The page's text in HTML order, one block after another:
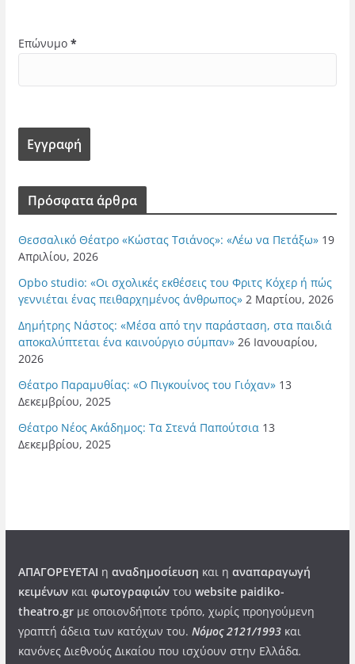
Επώνυμο *
Πρόσφατα άρθρα
Θεσσαλικό Θέατρο «Κώστας Τσιάνος»: «Λέω να Πετάξω» 19
Απριλίου, 2026
Opbo studio: «Οι σχολικές εκθέσεις του Φριτς Κόχερ ή πώς
γεννιέται ένας πειθαρχημένος άνθρωπος» 2 Μαρτίου, 2026
Δημήτρης Νάστος: «Μέσα από την παράσταση, στα παιδιά
αποκαλύπτεται ένα καινούργιο σύμπαν» 26 Ιανουαρίου,
2026
Θέατρο Παραμυθίας: «Ο Πιγκουίνος του Γιόχαν» 13
Δεκεμβρίου, 2025
Θέατρο Νέος Ακάδημος: Τα Στενά Παπούτσια 13
Δεκεμβρίου, 2025
ΑΠΑΓΟΡΕΥΕΤΑΙ η αναδημοσίευση και η αναπαραγωγή
κειμένωνκαι φωτογραφιώντου website paidiko-
theatro.grμε οποιονδήποτε τρόπο, χωρίς προηγούμενη
γραπτή άδεια των κατόχων του. Νόμος 2121/1993και
κανόνες Διεθνούς Δικαίου που ισχύουν στην Ελλάδα.